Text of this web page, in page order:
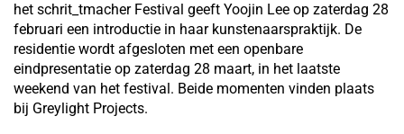
het schrit_tmacher Festival geeft Yoojin Lee op zaterdag 28
februari een introductie in haar kunstenaarspraktijk. De
residentie wordt afgesloten met een openbare
eindpresentatie op zaterdag 28 maart, in het laatste
weekend van het festival. Beide momenten vinden plaats
bij Greylight Projects.